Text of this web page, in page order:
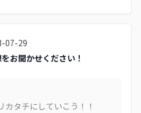
07-29
お聞かせください！
カタチにしていこう！！